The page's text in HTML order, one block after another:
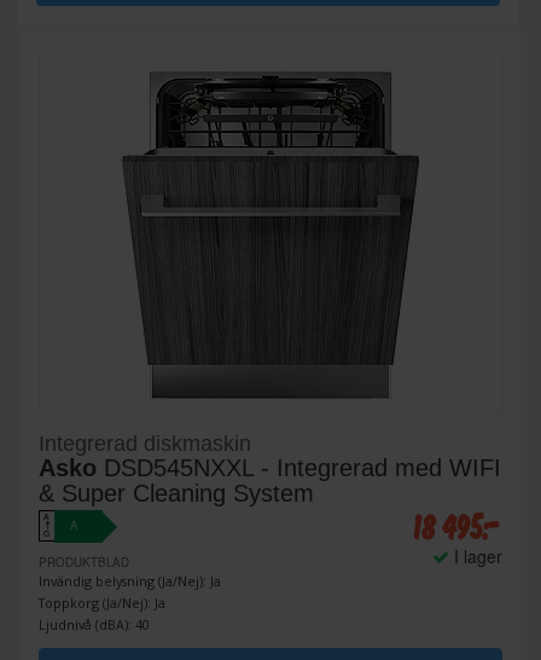
Integrerad diskmaskin
Asko DSD545NXXL - Integrerad med WIFI
& Super Cleaning System
A
↑
G
A
PRODUKTBLAD
Invändig belysning (Ja/Nej): Ja
Toppkorg (Ja/Nej): Ja
Ljudnivå (dBA): 40
18 495:-
I lager